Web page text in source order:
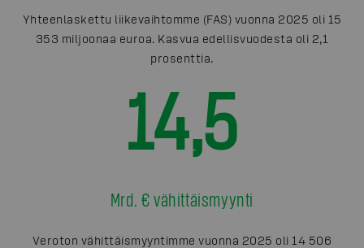
Yhteenlaskettu liikevaihtomme (FAS) vuonna 2025 oli 15
353 miljoonaa euroa. Kasvua edellisvuodesta oli 2,1
prosenttia.
14,5
Mrd. € vähittäismyynti
Veroton vähittäismyyntimme vuonna 2025 oli 14 506